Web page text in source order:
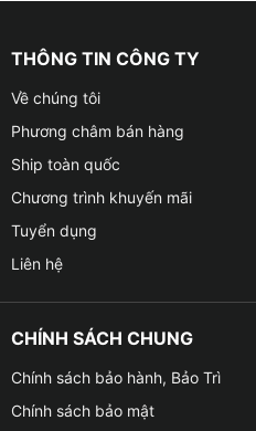
THÔNG TIN CÔNG TY
Về chúng tôi
Phương châm bán hàng
Ship toàn quốc
Chương trình khuyến mãi
Tuyển dụng
Liên hệ
CHÍNH SÁCH CHUNG
Chính sách bảo hành, Bảo Trì
Chính sách bảo mật